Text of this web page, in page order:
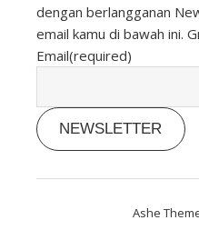
dengan berlangganan
email kamu di bawah ini.
Email(required)
NEWSLETTER
Ashe